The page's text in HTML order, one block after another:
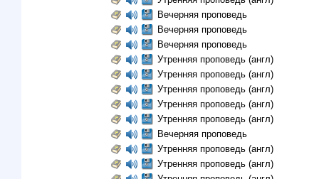
Вечерняя проповедь
Вечерняя проповедь
Вечерняя проповедь
Утренняя проповедь (англ)
Утренняя проповедь (англ)
Утренняя проповедь (англ)
Утренняя проповедь (англ)
Утренняя проповедь (англ)
Вечерняя проповедь
Утренняя проповедь (англ)
Утренняя проповедь (англ)